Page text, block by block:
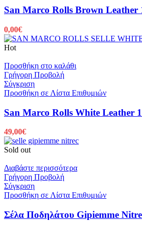
San Marco Rolls Brown Leather
0,00€
Hot
Προσθήκη στο καλάθι
Γρήγορη Προβολή
Σύγκριση
Προσθήκη σε Λίστα Επιθυμιών
San Marco Rolls White Leather
49,00€
Sold out
Διαβάστε περισσότερα
Γρήγορη Προβολή
Σύγκριση
Προσθήκη σε Λίστα Επιθυμιών
Σέλα Ποδηλάτου Gipiemme